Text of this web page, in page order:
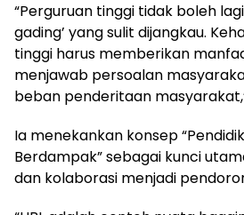
“Perguruan tinggi tidak boleh
gading’ yang sulit dijangkau.
tinggi harus memberikan
menjawab persoalan
beban penderitaan
Ia menekankan konsep
Berdampak” sebagai kunci
dan kolaborasi menjadi